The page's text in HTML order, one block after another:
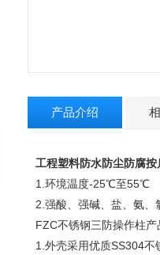
产品介绍
工程塑料防水防尘防腐
1.环境温度-25℃至55℃
2.强酸、强碱、盐、氨
FZC不锈钢三防操作柱产
1.外壳采用优质SS304